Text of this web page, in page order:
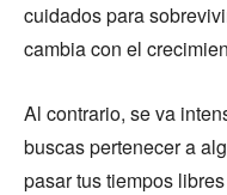
cuidados para
cambia con el
Al contrario, se va
buscas pertenecer a
pasar tus tiempos